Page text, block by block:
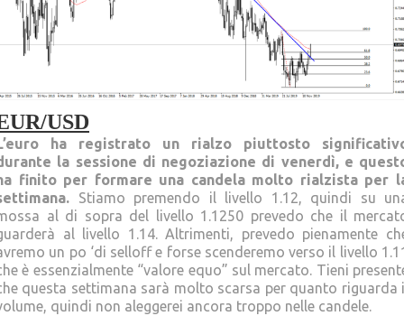
USD
ha registrato un rialzo piuttosto
la sessione di negoziazione di venerdì, e
finito per formare una candela molto rialzista per
Stiamo premendo il livello 1.12, quindi su
al di sopra del livello 1.1250 prevedo che il
al livello 1.14. Altrimenti, prevedo pienamente
un po ‘di selloff e forse scenderemo verso il livello
è essenzialmente “valore equo” sul mercato. Tieni
questa settimana sarà molto scarsa per quanto riguarda
quindi non aleggerei ancora troppo nelle candele.